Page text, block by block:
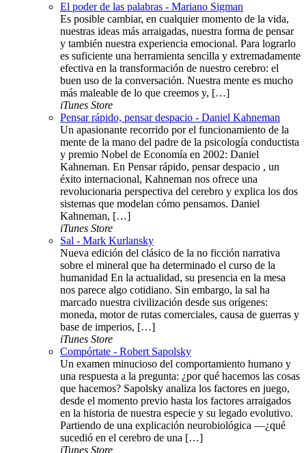
El poder de las palabras - Mariano Sigman
Es posible cambiar, en cualquier momento de la vida,
nuestras ideas más arraigadas, nuestra forma de pensar
y también nuestra experiencia emocional. Para lograrlo
es suficiente una herramienta sencilla y extremadamente
efectiva en la transformación de nuestro cerebro: el
buen uso de la conversación. Nuestra mente es mucho
más maleable de lo que creemos y, […]
iTunes Store
Pensar rápido, pensar despacio - Daniel Kahneman
Un apasionante recorrido por el funcionamiento de la
mente de la mano del padre de la psicología conductista
y premio Nobel de Economía en 2002: Daniel
Kahneman. En Pensar rápido, pensar despacio , un
éxito internacional, Kahneman nos ofrece una
revolucionaria perspectiva del cerebro y explica los dos
sistemas que modelan cómo pensamos. Daniel
Kahneman, […]
iTunes Store
Sal - Mark Kurlansky
Nueva edición del clásico de la no ficción narrativa
sobre el mineral que ha determinado el curso de la
humanidad En la actualidad, su presencia en la mesa
nos parece algo cotidiano. Sin embargo, la sal ha
marcado nuestra civilización desde sus orígenes:
moneda, motor de rutas comerciales, causa de guerras y
base de imperios, […]
iTunes Store
Compórtate - Robert Sapolsky
Un examen minucioso del comportamiento humano y
una respuesta a la pregunta: ¿por qué hacemos las cosas
que hacemos? Sapolsky analiza los factores en juego,
desde el momento previo hasta los factores arraigados
en la historia de nuestra especie y su legado evolutivo.
Partiendo de una explicación neurobiológica —¿qué
sucedió en el cerebro de una […]
iTunes Store